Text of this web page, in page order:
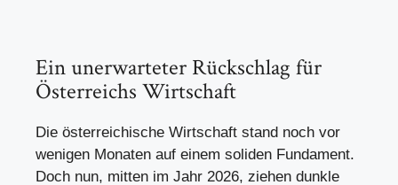
Ein unerwarteter Rückschlag für
Österreichs Wirtschaft
Die österreichische Wirtschaft stand noch vor
wenigen Monaten auf einem soliden Fundament.
Doch nun, mitten im Jahr 2026, ziehen dunkle